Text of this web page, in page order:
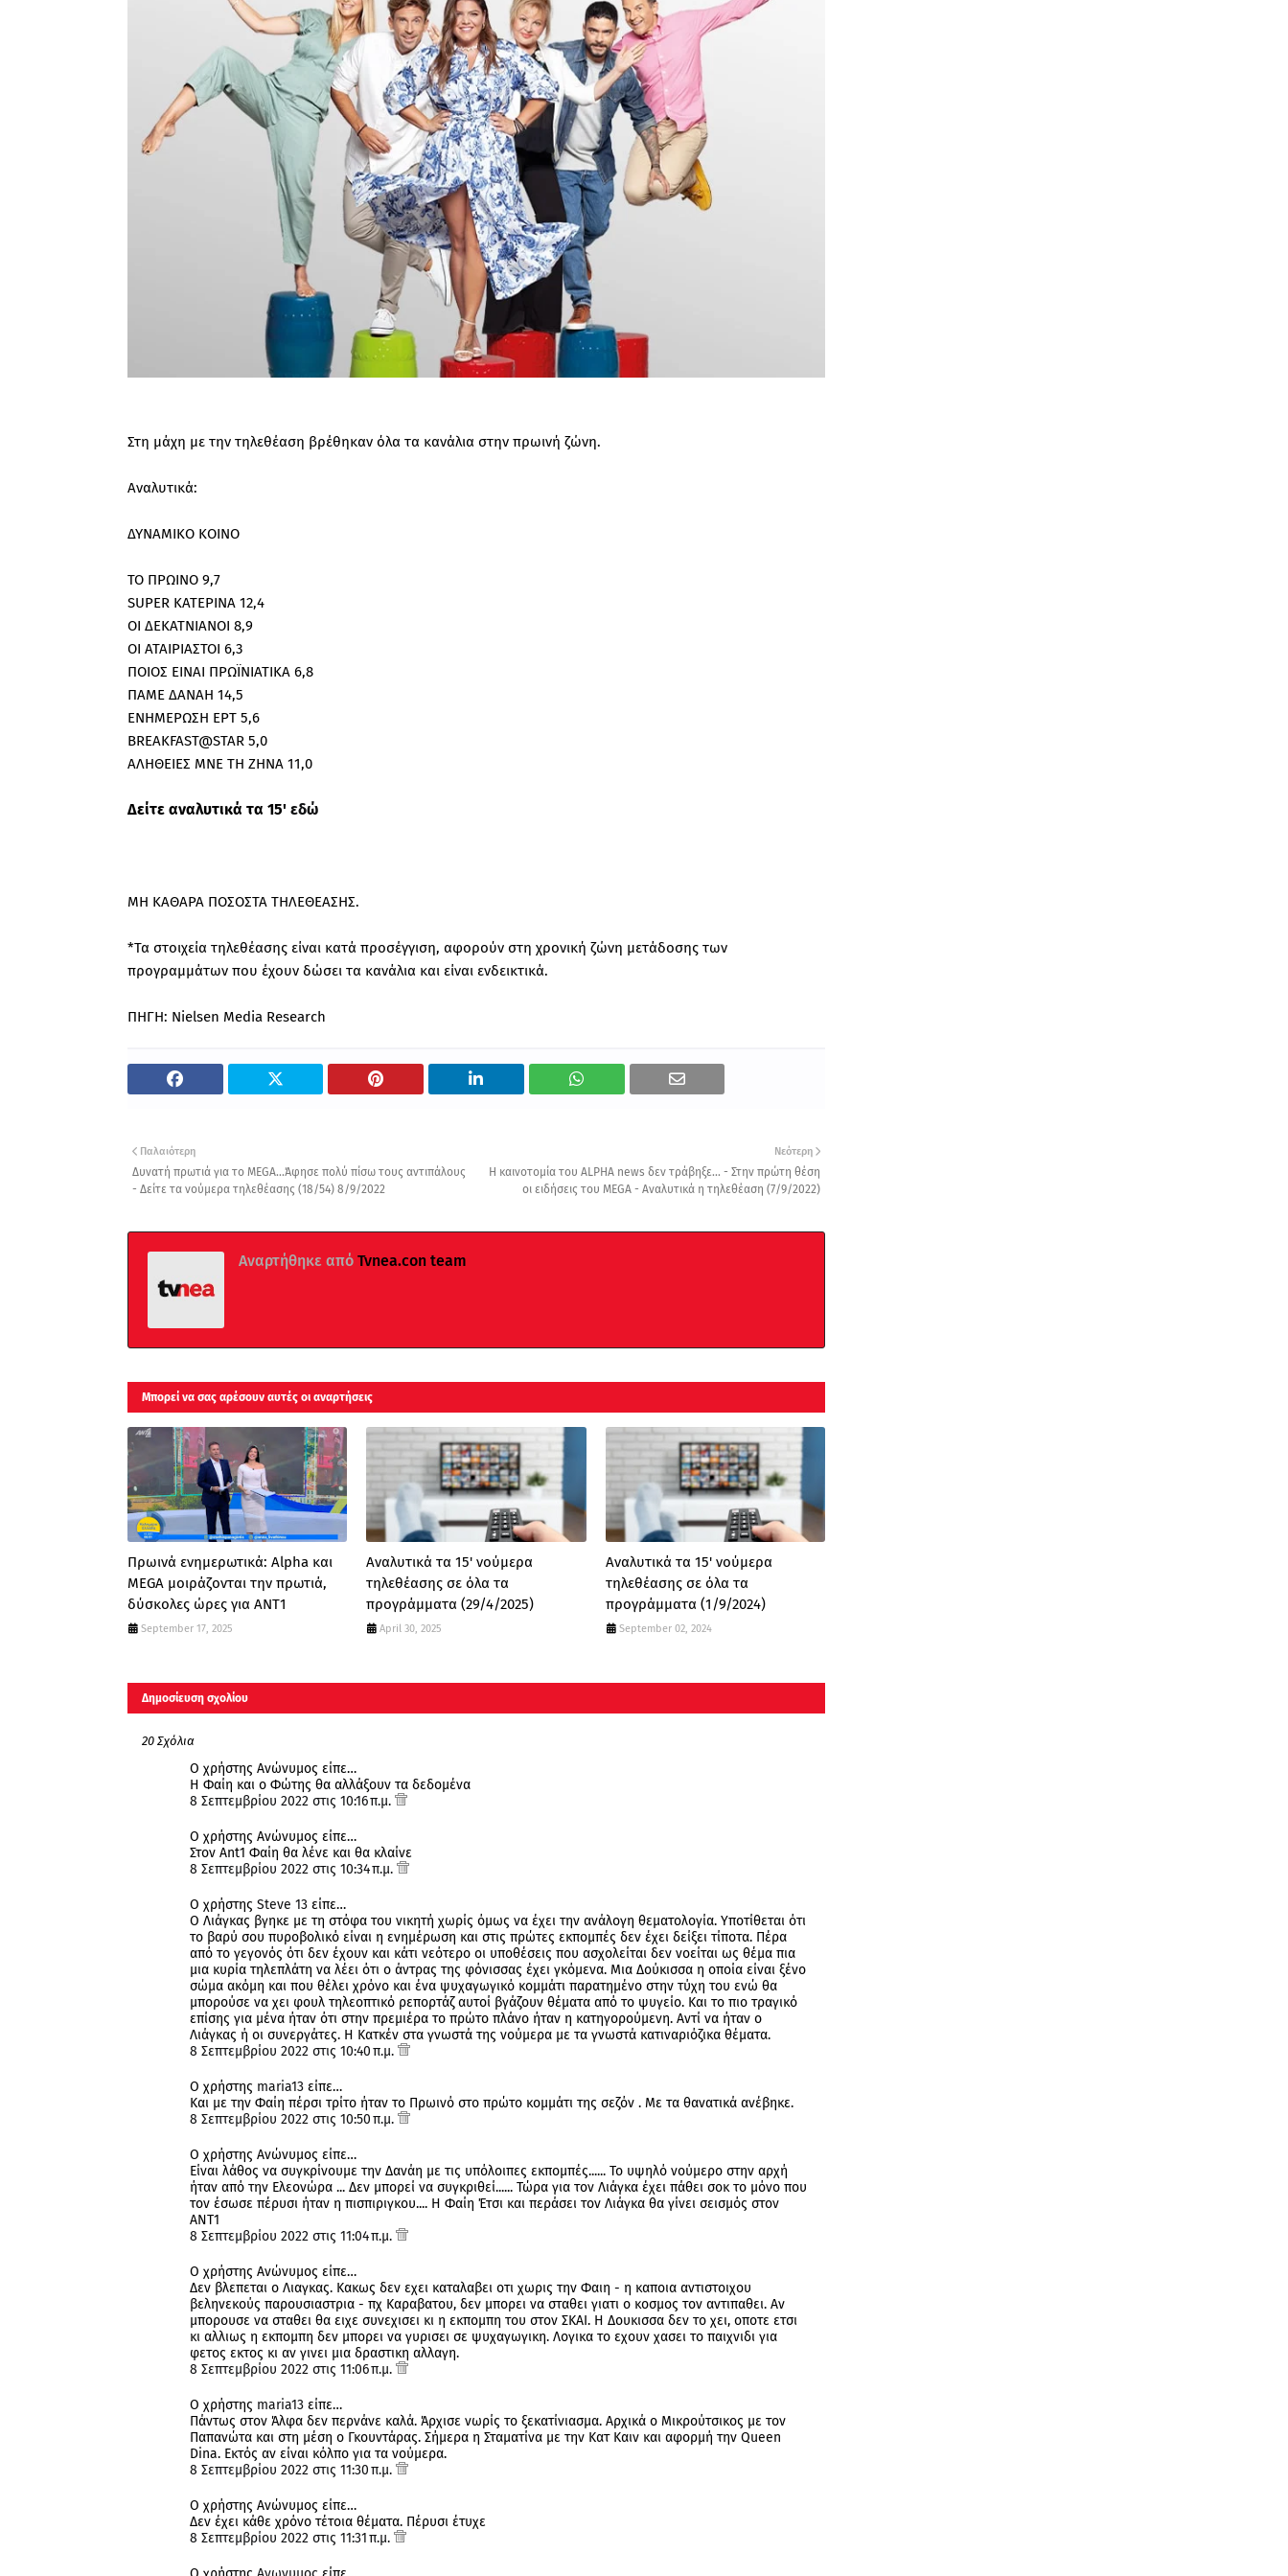
Στη μάχη με την τηλεθέαση βρέθηκαν όλα τα κανάλια στην πρωινή ζώνη.
Αναλυτικά:
ΔΥΝΑΜΙΚΟ ΚΟΙΝΟ
ΤΟ ΠΡΩΙΝΟ 9,7
SUPER ΚΑΤΕΡΙΝΑ 12,4
ΟΙ ΔΕΚΑΤΝΙΑΝΟΙ 8,9
ΟΙ ΑΤΑΙΡΙΑΣΤΟΙ 6,3
ΠΟΙΟΣ ΕΙΝΑΙ ΠΡΩΪΝΙΑΤΙΚΑ 6,8
ΠΑΜΕ ΔΑΝΑΗ 14,5
ΕΝΗΜΕΡΩΣΗ ΕΡΤ 5,6
BREAKFAST@STAR 5,0
ΑΛΗΘΕΙΕΣ ΜΝΕ ΤΗ ΖΗΝΑ 11,0
Δείτε αναλυτικά τα 15' εδώ
ΜΗ ΚΑΘΑΡΑ ΠΟΣΟΣΤΑ ΤΗΛΕΘΕΑΣΗΣ.
*Τα στοιχεία τηλεθέασης είναι κατά προσέγγιση, αφορούν στη χρονική ζώνη μετάδοσης των
προγραμμάτων που έχουν δώσει τα κανάλια και είναι ενδεικτικά.
ΠΗΓΗ: Nielsen Media Research
Νεότερη
Η καινοτομία του ALPHA news δεν τράβηξε... - Στην πρώτη θέση
οι ειδήσεις του MEGA - Αναλυτικά η τηλεθέαση (7/9/2022)
Παλαιότερη
Δυνατή πρωτιά για το MEGA...Άφησε πολύ πίσω τους αντιπάλους
- Δείτε τα νούμερα τηλεθέασης (18/54) 8/9/2022
Αναρτήθηκε από Tvnea.con team
Μπορεί να σας αρέσουν αυτές οι αναρτήσεις
Πρωινά ενημερωτικά: Alpha και
MEGA μοιράζονται την πρωτιά,
δύσκολες ώρες για ΑΝΤ1
September 17, 2025
Αναλυτικά τα 15' νούμερα
τηλεθέασης σε όλα τα
προγράμματα (29/4/2025)
April 30, 2025
Αναλυτικά τα 15' νούμερα
τηλεθέασης σε όλα τα
προγράμματα (1/9/2024)
September 02, 2024
Δημοσίευση σχολίου
20 Σχόλια
Ο χρήστης Ανώνυμος είπε…
Η Φαίη και ο Φώτης θα αλλάξουν τα δεδομένα
8 Σεπτεμβρίου 2022 στις 10:16 π.μ.
Ο χρήστης Ανώνυμος είπε…
Στον Ant1 Φαίη θα λένε και θα κλαίνε
8 Σεπτεμβρίου 2022 στις 10:34 π.μ.
Ο χρήστης Steve 13 είπε…
Ο Λιάγκας βγηκε με τη στόφα του νικητή χωρίς όμως να έχει την ανάλογη θεματολογία. Υποτίθεται ότι
το βαρύ σου πυροβολικό είναι η ενημέρωση και στις πρώτες εκπομπές δεν έχει δείξει τίποτα. Πέρα
από το γεγονός ότι δεν έχουν και κάτι νεότερο οι υποθέσεις που ασχολείται δεν νοείται ως θέμα πια
μια κυρία τηλεπλάτη να λέει ότι ο άντρας της φόνισσας έχει γκόμενα. Μια Δούκισσα η οποία είναι ξένο
σώμα ακόμη και που θέλει χρόνο και ένα ψυχαγωγικό κομμάτι παρατημένο στην τύχη του ενώ θα
μπορούσε να χει φουλ τηλεοπτικό ρεπορτάζ αυτοί βγάζουν θέματα από το ψυγείο. Και το πιο τραγικό
επίσης για μένα ήταν ότι στην πρεμιέρα το πρώτο πλάνο ήταν η κατηγορούμενη. Αντί να ήταν ο
Λιάγκας ή οι συνεργάτες. Η Κατκέν στα γνωστά της νούμερα με τα γνωστά κατιναριόζικα θέματα.
8 Σεπτεμβρίου 2022 στις 10:40 π.μ.
Ο χρήστης maria13 είπε…
Και με την Φαίη πέρσι τρίτο ήταν το Πρωινό στο πρώτο κομμάτι της σεζόν . Με τα θανατικά ανέβηκε.
8 Σεπτεμβρίου 2022 στις 10:50 π.μ.
Ο χρήστης Ανώνυμος είπε…
Είναι λάθος να συγκρίνουμε την Δανάη με τις υπόλοιπες εκπομπές...... Το υψηλό νούμερο στην αρχή
ήταν από την Ελεονώρα ... Δεν μπορεί να συγκριθεί...... Τώρα για τον Λιάγκα έχει πάθει σοκ το μόνο που
τον έσωσε πέρυσι ήταν η πισπιριγκου.... Η Φαίη Έτσι και περάσει τον Λιάγκα θα γίνει σεισμός στον
ANT1
8 Σεπτεμβρίου 2022 στις 11:04 π.μ.
Ο χρήστης Ανώνυμος είπε…
Δεν βλεπεται ο Λιαγκας. Κακως δεν εχει καταλαβει οτι χωρις την Φαιη - η καποια αντιστοιχου
βεληνεκούς παρουσιαστρια - πχ Καραβατου, δεν μπορει να σταθει γιατι ο κοσμος τον αντιπαθει. Αν
μπορουσε να σταθει θα ειχε συνεχισει κι η εκπομπη του στον ΣΚΑΙ. Η Δουκισσα δεν το χει, οποτε ετσι
κι αλλιως η εκπομπη δεν μπορει να γυρισει σε ψυχαγωγικη. Λογικα το εχουν χασει το παιχνιδι για
φετος εκτος κι αν γινει μια δραστικη αλλαγη.
8 Σεπτεμβρίου 2022 στις 11:06 π.μ.
Ο χρήστης maria13 είπε…
Πάντως στον Άλφα δεν περνάνε καλά. Άρχισε νωρίς το ξεκατίνιασμα. Αρχικά ο Μικρούτσικος με τον
Παπανώτα και στη μέση ο Γκουντάρας. Σήμερα η Σταματίνα με την Κατ Καιν και αφορμή την Queen
Dina. Εκτός αν είναι κόλπο για τα νούμερα.
8 Σεπτεμβρίου 2022 στις 11:30 π.μ.
Ο χρήστης Ανώνυμος είπε…
Δεν έχει κάθε χρόνο τέτοια θέματα. Πέρυσι έτυχε
8 Σεπτεμβρίου 2022 στις 11:31 π.μ.